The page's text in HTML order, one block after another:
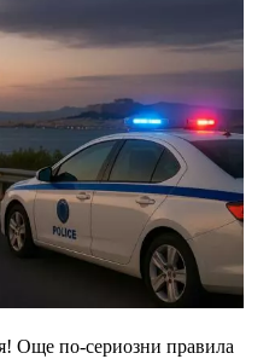
Още по-сериозни правила